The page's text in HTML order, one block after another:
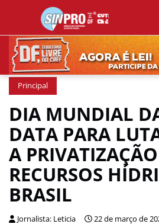
Principal
DIA MUNDIAL
DATA PARA
A
RECURSOS
BRASIL
Jornalista: Leticia 22 de março de